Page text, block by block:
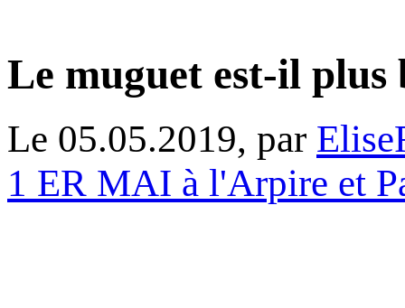
Le muguet est-il
Le 05.05.2019, par
1 ER MAI à l'Arpire et